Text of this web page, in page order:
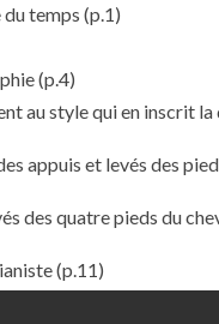
temps (p.1)
(p.4)
au style qui en inscrit la
appuis et levés des
des quatre pieds du
(p.11)